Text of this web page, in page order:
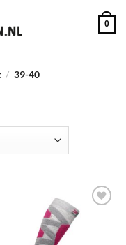
0
/ 39-40
Toevoegen